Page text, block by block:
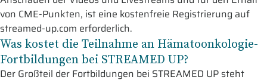
von CME-Punkten, ist eine kostenfreie Registrierung auf
streamed-up.com erforderlich.
Was kostet die Teilnahme an Hämatoonkologie-
Fortbildungen bei STREAMED UP?
Der Großteil der Fortbildungen bei STREAMED UP steht